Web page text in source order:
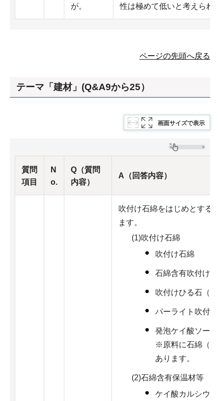
が。 性は極めて低いと考えられ
ページの先頭へ戻る
テーマ「建材」(Q&A9から25）
画面サイズで表示
質問
項目
N
o.
Q（質問
内容）
A（回答内容）
吹付け石綿をはじめとする
ます。
(1)吹付け石綿
吹付け石綿
石綿含有吹付け
吹付けひる石（
パーライト吹付
発泡ケイ酸ソー
※原料に石綿（ア
あります。
(2)石綿含有保温材等
ケイ酸カルシウ